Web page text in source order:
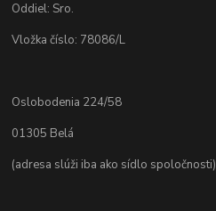
Oddiel: Sro.
Vložka číslo: 78086/L
Oslobodenia 224/58
01305 Belá
(adresa slúži iba ako sídlo spoločnosti)